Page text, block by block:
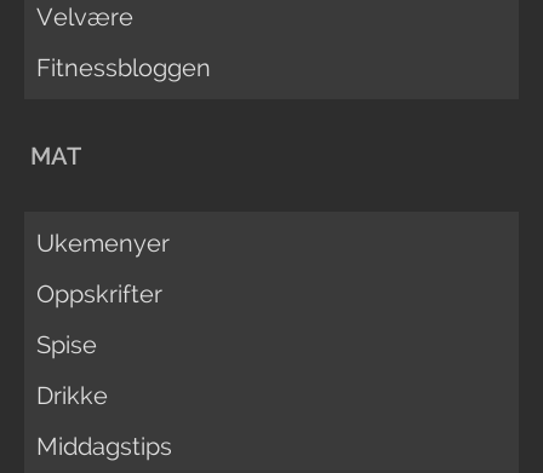
Velvære
Fitnessbloggen
MAT
Ukemenyer
Oppskrifter
Spise
Drikke
Middagstips